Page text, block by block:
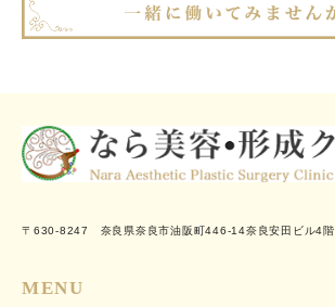
〒630-8247 奈良県奈良市油阪町446-14奈良安田ビル4階
MENU